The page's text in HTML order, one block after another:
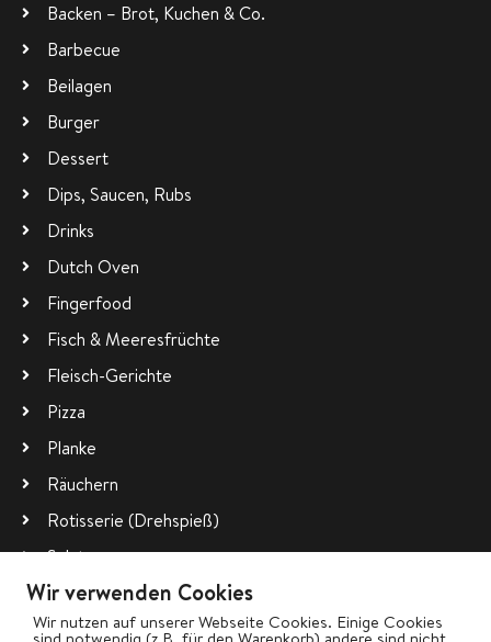
Backen – Brot, Kuchen & Co.
Barbecue
Beilagen
Burger
Dessert
Dips, Saucen, Rubs
Drinks
Dutch Oven
Fingerfood
Fisch & Meeresfrüchte
Fleisch-Gerichte
Pizza
Planke
Räuchern
Rotisserie (Drehspieß)
Salate
Vegetarisch
Wok
Wir verwenden Cookies
Wir nutzen auf unserer Webseite Cookies. Einige Cookies